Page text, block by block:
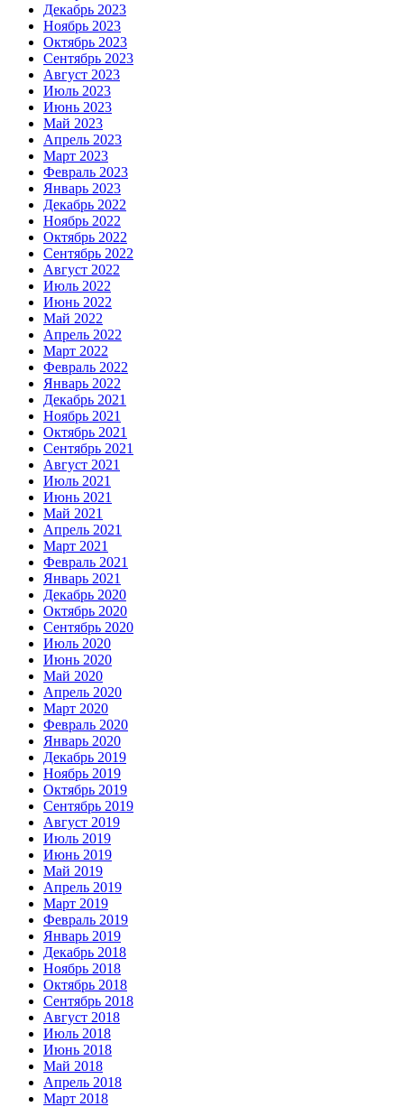
Декабрь 2023
Ноябрь 2023
Октябрь 2023
Сентябрь 2023
Август 2023
Июль 2023
Июнь 2023
Май 2023
Апрель 2023
Март 2023
Февраль 2023
Январь 2023
Декабрь 2022
Ноябрь 2022
Октябрь 2022
Сентябрь 2022
Август 2022
Июль 2022
Июнь 2022
Май 2022
Апрель 2022
Март 2022
Февраль 2022
Январь 2022
Декабрь 2021
Ноябрь 2021
Октябрь 2021
Сентябрь 2021
Август 2021
Июль 2021
Июнь 2021
Май 2021
Апрель 2021
Март 2021
Февраль 2021
Январь 2021
Декабрь 2020
Октябрь 2020
Сентябрь 2020
Июль 2020
Июнь 2020
Май 2020
Апрель 2020
Март 2020
Февраль 2020
Январь 2020
Декабрь 2019
Ноябрь 2019
Октябрь 2019
Сентябрь 2019
Август 2019
Июль 2019
Июнь 2019
Май 2019
Апрель 2019
Март 2019
Февраль 2019
Январь 2019
Декабрь 2018
Ноябрь 2018
Октябрь 2018
Сентябрь 2018
Август 2018
Июль 2018
Июнь 2018
Май 2018
Апрель 2018
Март 2018